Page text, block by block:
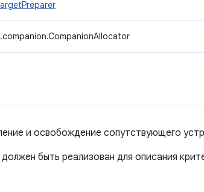
и освобождение сопутствующего
должен быть реализован для описания